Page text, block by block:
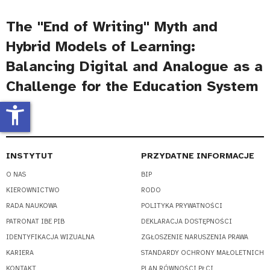
The "End of Writing" Myth and
Hybrid Models of Learning:
Balancing Digital and Analogue as a
Challenge for the Education System
INSTYTUT
O NAS
KIEROWNICTWO
RADA NAUKOWA
PATRONAT IBE PIB
IDENTYFIKACJA WIZUALNA
KARIERA
PRZYDATNE INFORMACJE
BIP
RODO
POLITYKA PRYWATNOŚCI
DEKLARACJA DOSTĘPNOŚCI
ZGŁOSZENIE NARUSZENIA PRAWA
STANDARDY OCHRONY MAŁOLETNICH
accessibility_new